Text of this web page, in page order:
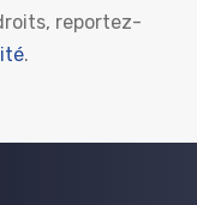
reportez-
.